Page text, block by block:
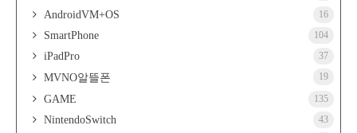
AndroidVM+OS 16
SmartPhone 104
iPadPro 37
MVNO알뜰폰 19
GAME 135
NintendoSwitch 43